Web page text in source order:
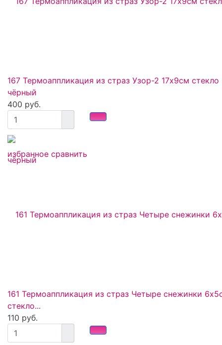
избранное сравнить
167 Термоаппликация из страз Узор-2 17х9см стекло
чёрный
400 руб.
161 Термоаппликация из страз Четыре снежинки
стекло...
110 руб.